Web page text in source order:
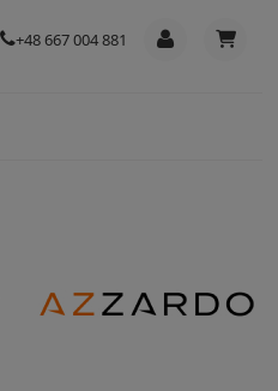
+48 667 004 881